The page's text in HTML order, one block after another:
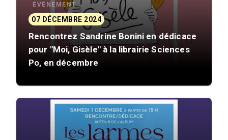
ÉVÈNEMENT
07 DÉCEMBRE 2024
Rencontrez Sandrine Bonini en dédicace
pour "Moi, Gisèle" à la librairie Sciences
Po, en décembre